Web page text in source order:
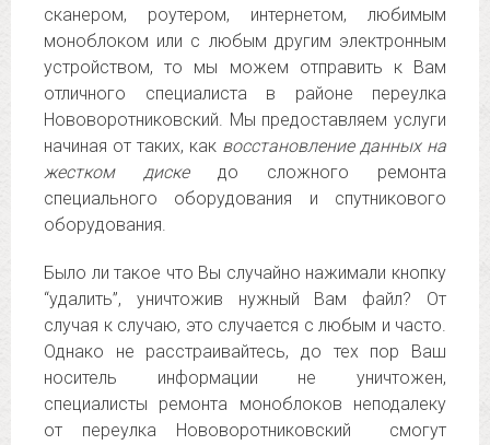
сканером, роутером, интернетом, любимым
моноблоком или с любым другим электронным
устройством, то мы можем отправить к Вам
отличного специалиста в районе переулка
Нововоротниковский. Мы предоставляем услуги
начиная от таких, как восстановление данных на
жестком дискедо сложного ремонта
специального оборудования и спутникового
оборудования.
Было ли такое что Вы случайно нажимали кнопку
“удалить”, уничтожив нужный Вам файл? От
случая к случаю, это случается с любым и часто.
Однако не расстраивайтесь, до тех пор Ваш
носитель информации не уничтожен,
специалисты ремонта моноблоков неподалеку
от переулка Нововоротниковский смогут